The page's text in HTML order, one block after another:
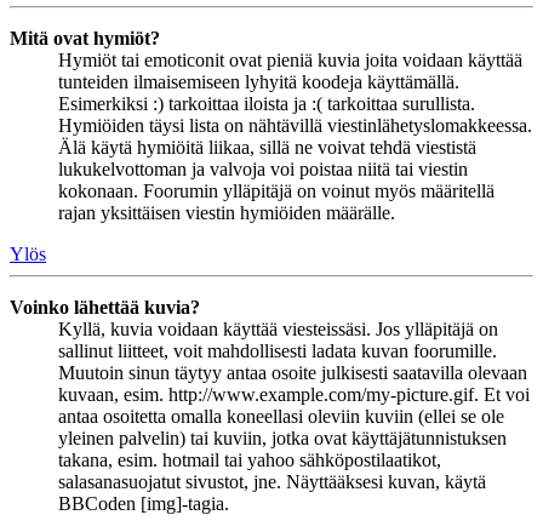
Mitä ovat hymiöt?
Hymiöt tai emoticonit ovat pieniä kuvia joita voidaan käyttää
tunteiden ilmaisemiseen lyhyitä koodeja käyttämällä.
Esimerkiksi :) tarkoittaa iloista ja :( tarkoittaa surullista.
Hymiöiden täysi lista on nähtävillä viestinlähetyslomakkeessa.
Älä käytä hymiöitä liikaa, sillä ne voivat tehdä viestistä
lukukelvottoman ja valvoja voi poistaa niitä tai viestin
kokonaan. Foorumin ylläpitäjä on voinut myös määritellä
rajan yksittäisen viestin hymiöiden määrälle.
Ylös
Voinko lähettää kuvia?
Kyllä, kuvia voidaan käyttää viesteissäsi. Jos ylläpitäjä on
sallinut liitteet, voit mahdollisesti ladata kuvan foorumille.
Muutoin sinun täytyy antaa osoite julkisesti saatavilla olevaan
kuvaan, esim. http://www.example.com/my-picture.gif. Et voi
antaa osoitetta omalla koneellasi oleviin kuviin (ellei se ole
yleinen palvelin) tai kuviin, jotka ovat käyttäjätunnistuksen
takana, esim. hotmail tai yahoo sähköpostilaatikot,
salasanasuojatut sivustot, jne. Näyttääksesi kuvan, käytä
BBCoden [img]-tagia.